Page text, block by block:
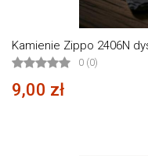
Kamienie Zippo 2406N
0 (0)
9,00 zł